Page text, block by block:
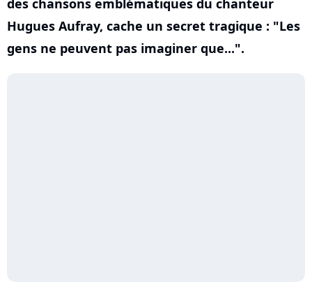
des chansons emblématiques du chanteur
Hugues Aufray, cache un secret tragique : "Les
gens ne peuvent pas imaginer que...".